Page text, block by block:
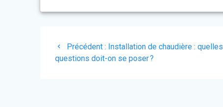
Navigation
de
Précédent : Article
précédent
Installation de chaudière : quelles
questions doit-on se poser ?